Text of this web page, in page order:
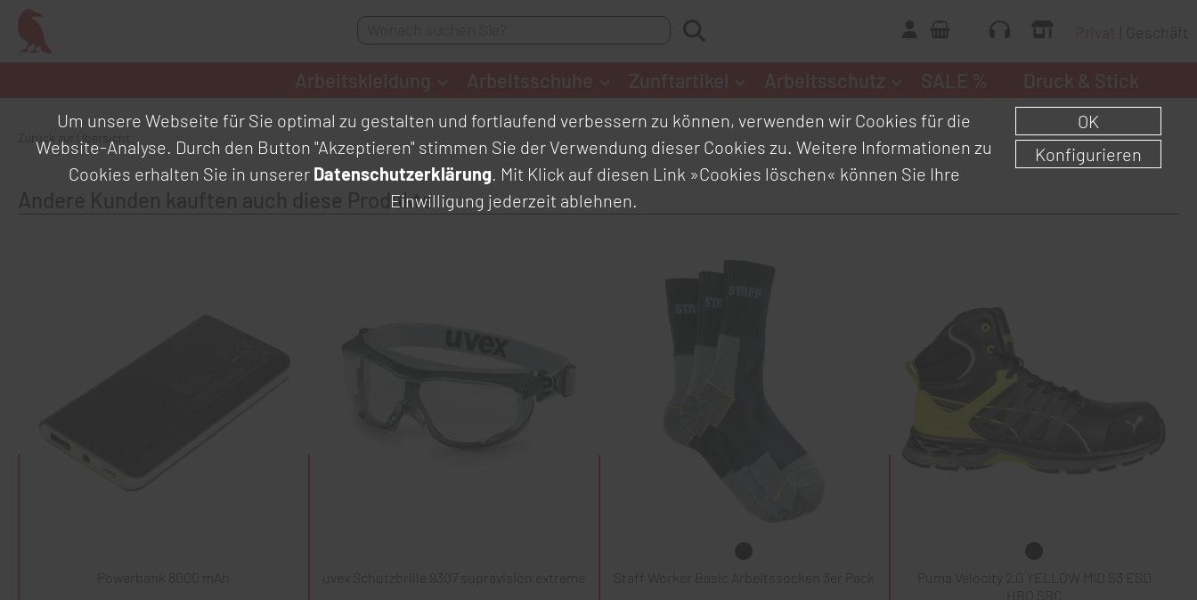
Geschäft
Andere Kunden kauften auch diese Produkte
Powerbank 8000 mAh uvex Schutzbrille 9307 supravision extreme Staff Worker Basic Arbeitssocken 3er Pack
Puma Velocity 2.0 YELLOW MID S3 ESD
Um unsere Webseite für Sie optimal zu gestalten und fortlaufend verbessern zu können, verwenden wir Cookies für die
Website-Analyse. Durch den Button "Akzeptieren" stimmen Sie der Verwendung dieser Cookies zu. Weitere Informationen zu
Cookies erhalten Sie in unserer Datenschutzerklärung. Mit Klick auf diesen Link »Cookies löschen« können Sie Ihre
Einwilligung jederzeit ablehnen.
OK
Konfigurieren